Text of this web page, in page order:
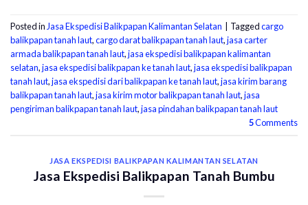
Posted in Jasa Ekspedisi Balikpapan Kalimantan Selatan Taggedcargo
balikpapan tanah laut,cargo darat balikpapan tanah laut,jasa carter
armada balikpapan tanah laut,jasa ekspedisi balikpapan kalimantan
selatan,jasa ekspedisi balikpapan ke tanah laut,jasa ekspedisi balikpapan
tanah laut,jasa ekspedisi dari balikpapan ke tanah laut,jasa kirim barang
balikpapan tanah laut,jasa kirim motor balikpapan tanah laut,jasa
pengiriman balikpapan tanah laut,jasa pindahan balikpapan tanah laut
5Comments
JASA EKSPEDISI BALIKPAPAN KALIMANTAN SELATAN
Jasa Ekspedisi Balikpapan Tanah Bumbu